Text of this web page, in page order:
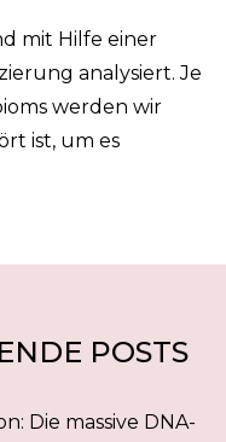
mit Hilfe einer
analysiert. Je
werden wir
ist, um es
POSTS
Die massive DNA-